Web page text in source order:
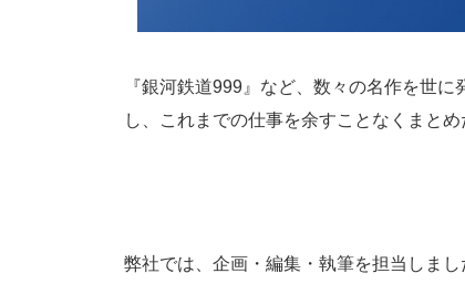
『銀河鉄道999』など、数々の名作を世
し、これまでの仕事を余すことなくまとめ
弊社では、企画・編集・執筆を担当しまし